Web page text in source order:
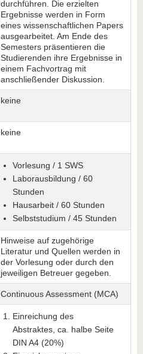
durchführen. Die erzielten
Ergebnisse werden in Form
eines wissenschaftlichen Papers
ausgearbeitet. Am Ende des
Semesters präsentieren die
Studierenden ihre Ergebnisse in
einem Fachvortrag mit
anschließender Diskussion.
keine
keine
Vorlesung / 1 SWS
Laborausbildung / 60
Stunden
Hausarbeit / 60 Stunden
Selbststudium / 45 Stunden
Hinweise auf zugehörige
Literatur und Quellen werden in
der Vorlesung oder durch den
jeweiligen Betreuer gegeben.
Continuous Assessment (MCA)
Einreichung des
Abstraktes, ca. halbe Seite
DIN A4 (20%)